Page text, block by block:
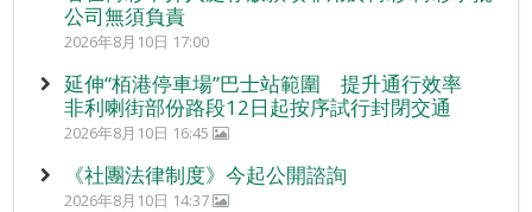
公司無須負責
2026年8月10日 17:00
延伸“栢港停車場”巴士站範圍 提升通行效率
非利喇街部份路段12日起按序試行封閉交通
2026年8月10日 16:45
《社團法律制度》今起公開諮詢
2026年8月10日 14:37